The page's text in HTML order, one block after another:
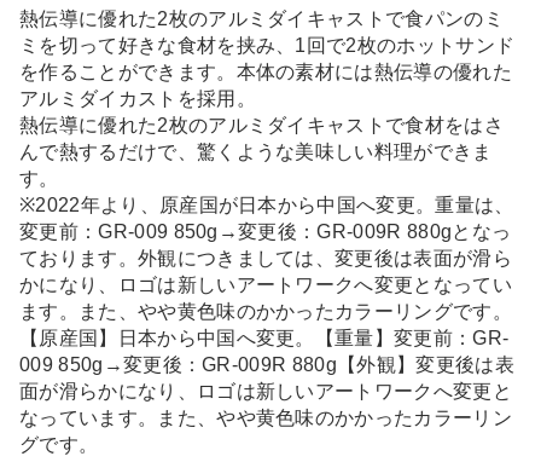
熱伝導に優れた2枚のアルミダイキャストで食パンのミ
ミを切って好きな食材を挟み、1回で2枚のホットサンド
を作ることができます。本体の素材には熱伝導の優れた
アルミダイカストを採用。
熱伝導に優れた2枚のアルミダイキャストで食材をはさ
んで熱するだけで、驚くような美味しい料理ができま
す。
※2022年より、原産国が日本から中国へ変更。重量は、
変更前：GR-009 850g→変更後：GR-009R 880gとなっ
ております。外観につきましては、変更後は表面が滑ら
かになり、ロゴは新しいアートワークへ変更となってい
ます。また、やや黄色味のかかったカラーリングです。
【原産国】日本から中国へ変更。【重量】変更前：GR-
009 850g→変更後：GR-009R 880g【外観】変更後は表
面が滑らかになり、ロゴは新しいアートワークへ変更と
なっています。また、やや黄色味のかかったカラーリン
グです。